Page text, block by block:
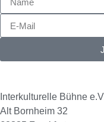
Interkulturelle Bühne
Alt Bornheim 32